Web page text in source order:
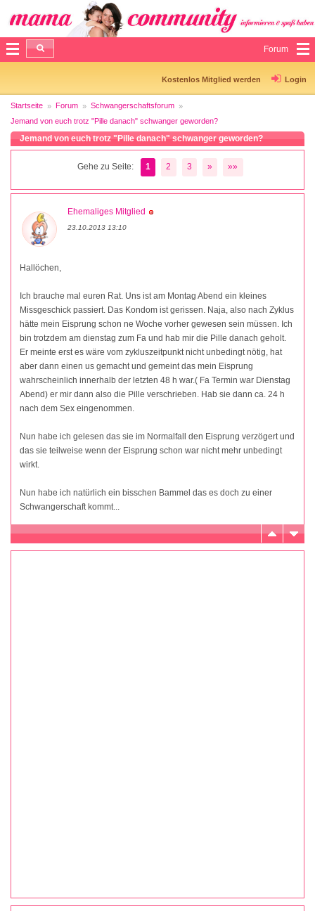
Forum
Kostenlos Mitglied werden Login
Startseite Forum
Schwangerschaftsforum
Jemand von euch trotz "Pille danach" schwanger geworden?
Jemand von euch trotz "Pille danach" schwanger geworden?
Gehe zu Seite: 1 2 3 » »»
Ehemaliges Mitglied
23.10.2013 13:10
Hallöchen,
Ich brauche mal euren Rat. Uns ist am Montag Abend ein kleines
Missgeschick passiert. Das Kondom ist gerissen. Naja, also nach Zyklus
hätte mein Eisprung schon ne Woche vorher gewesen sein müssen. Ich
bin trotzdem am dienstag zum Fa und hab mir die Pille danach geholt.
Er meinte erst es wäre vom zykluszeitpunkt nicht unbedingt nötig, hat
aber dann einen us gemacht und gemeint das mein Eisprung
wahrscheinlich innerhalb der letzten 48 h war.( Fa Termin war Dienstag
Abend) er mir dann also die Pille verschrieben. Hab sie dann ca. 24 h
nach dem Sex eingenommen.
Nun habe ich gelesen das sie im Normalfall den Eisprung verzögert und
das sie teilweise wenn der Eisprung schon war nicht mehr unbedingt
wirkt.
Nun habe ich natürlich ein bisschen Bammel das es doch zu einer
Schwangerschaft kommt...